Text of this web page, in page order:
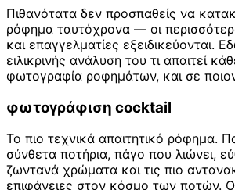
Πιθανότατα δεν προσπαθείς να
ρόφημα ταυτόχρονα — οι
και επαγγελματίες εξειδικεύονται.
ειλικρινής ανάλυση του τι απαιτεί
φωτογραφία ροφημάτων, και σε ποιον
φωτογράφιση cocktail
Το πιο τεχνικά απαιτητικό ρόφημα.
σύνθετα ποτήρια, πάγο που λιώνει,
ζωντανά χρώματα και τις πιο
επιφάνειες στον κόσμο των ποτών.